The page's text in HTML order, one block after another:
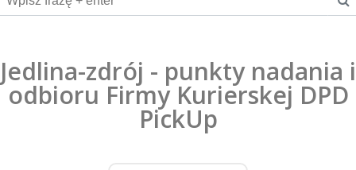
Jedlina-zdrój - punkty nadania i
odbioru Firmy Kurierskej DPD
PickUp